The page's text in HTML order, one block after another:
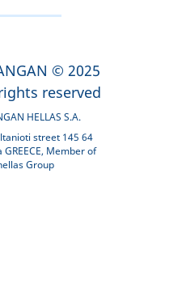
© 2025
reserved
HELLAS S.A.
street 145 64
GREECE, Member of
Group